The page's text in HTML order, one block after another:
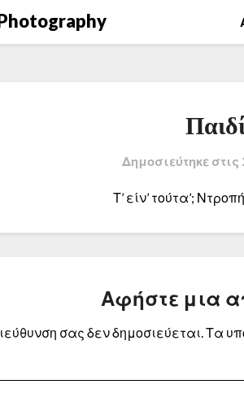
Παιδί
Δημοσιεύτηκε στις
Τ’ είν’ τούτα’;
Αφήστε μια
σας δεν δημοσιεύεται.Τα